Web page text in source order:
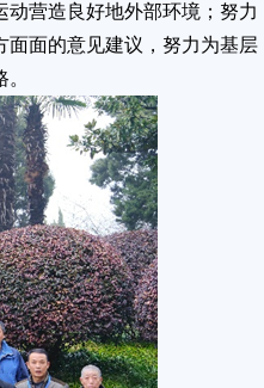
营造良好地外部环境；努力
面面的意见建议，努力为基层